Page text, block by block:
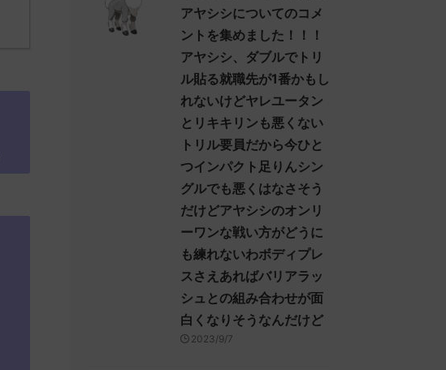
アヤシシについてのコメ
ントを集めました！！！
アヤシシ、ダブルでトリ
ル貼る就職先が1番かもし
れないけどヤレユータン
とリキキリンも悪くない
トリル要員だから今ひと
つインパクト足りんシン
グルでも悪くはなさそう
だけどアヤシシのオンリ
ーワンな戦い方がどうに
も練れないわボディプレ
スさえあればバリアラッ
シュとの組み合わせが面
白くなりそうなんだけど
2023/9/7